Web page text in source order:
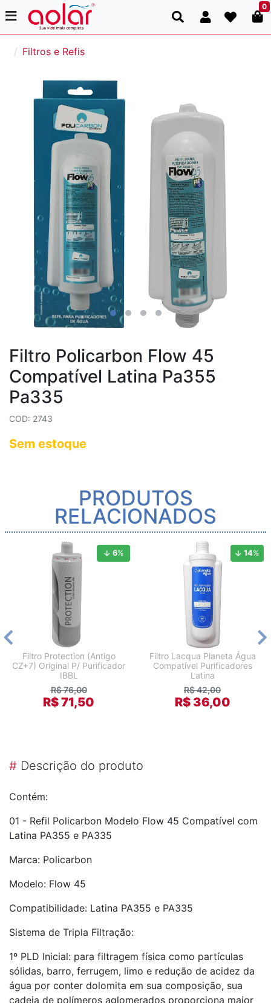
0
Filtros e Refis
Filtro Policarbon Flow 45
Compatível Latina Pa355
Pa335
COD: 2743
Sem estoque
PRODUTOS
RELACIONADOS
6%
Filtro Protection (Antigo
CZ+7) Original P/ Purificador
IBBL
R$ 76,00
R$ 71,50
14%
Filtro Lacqua Planeta Água
Compatível Purificadores
Latina
R$ 42,00
R$ 36,00
# Descrição do produto
Contém:
01 - Refil Policarbon Modelo Flow 45 Compatível com
Latina PA355 e PA335
Marca: Policarbon
Modelo: Flow 45
Compatibilidade: Latina PA355 e PA335
Sistema de Tripla Filtração:
1º PLD Inicial: para filtragem física como partículas
sólidas, barro, ferrugem, limo e redução de acidez da
água por conter dolomita em sua composição, sua
cadeia de polímeros aglomerados proporciona maior